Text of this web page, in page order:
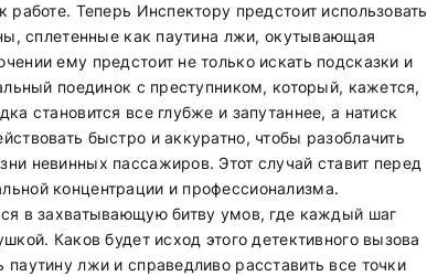
Теперь Инспектору предстоит использовать
сплетенные как паутина лжи, окутывающая
ему предстоит не только искать подсказки и
поединок с преступником, который, кажется,
становится все глубже и запутаннее, а натиск
быстро и аккуратно, чтобы разоблачить
невинных пассажиров. Этот случай ставит перед
концентрации и профессионализма.
в захватывающую битву умов, где каждый шаг
Каков будет исход этого детективного вызова
лжи и справедливо расставить все точки